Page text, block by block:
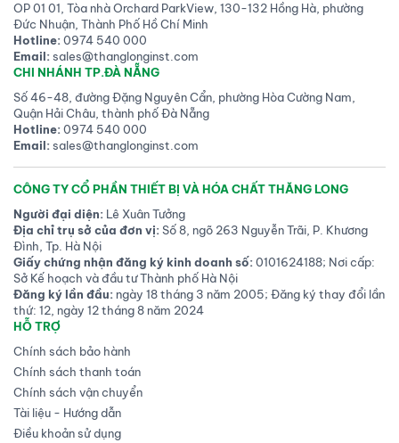
OP 01 01, Tòa nhà Orchard ParkView, 130-132 Hồng Hà, phường
Đức Nhuận, Thành Phố Hồ Chí Minh
Hotline:0974 540 000
Email:sales@thanglonginst.com
CHI NHÁNH TP.ĐÀ NẴNG
Số 46-48, đường Đặng Nguyên Cẩn, phường Hòa Cường Nam,
Quận Hải Châu, thành phố Đà Nẵng
Hotline:0974 540 000
Email:sales@thanglonginst.com
CÔNG TY CỔ PHẦN THIẾT BỊ VÀ HÓA CHẤT THĂNG LONG
Người đại diện: Lê Xuân Tưởng
Địa chỉ trụ sở của đơn vị:Số 8, ngõ 263 Nguyễn Trãi, P. Khương
Đình, Tp. Hà Nội
Giấy chứng nhận đăng ký kinh doanh số:0101624188; Nơi cấp:
Sở Kế hoạch và đầu tư Thành phố Hà Nội
Đăng ký lần đầu: ngày 18 tháng 3 năm 2005; Đăng ký thay đổi lần
thứ: 12, ngày 12 tháng 8 năm 2024
HỖ TRỢ
Chính sách bảo hành
Chính sách thanh toán
Chính sách vận chuyển
Tài liệu - Hướng dẫn
Điều khoản sử dụng